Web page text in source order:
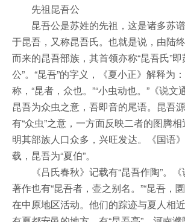
先祖昆吾公
昆吾公是苏姓的先祖，这是诸多苏
于昆吾，又称昆吾氏。也就是说，由陆
而来的昆吾部族，其首领亦称“昆吾氏”
公”。“昆吾”的字义，《夏小正》解释为
称，“昆者，众也。”“小虫动也。”《说文
昆吾为众虫之意，吾即音的尾语。昆吾
有“众虫”之意，一方面反映二者的图腾
明其部族人口众多，兴旺发达。《国语
载，昆吾为“夏伯”。
《吕氏春秋》记载有“昆吾作陶”。《
著作也有“昆吾者，壶之别名。”“昆吾，
在中原地区活动。他们的踪迹与夏人相